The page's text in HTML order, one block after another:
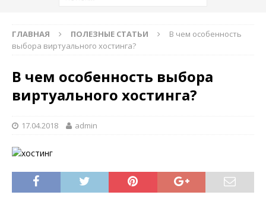
ГЛАВНАЯ ПОЛЕЗНЫЕ СТАТЬИ
В чем особенность
выбора виртуального хостинга?
В чем особенность выбора
виртуального хостинга?
17.04.2018 admin